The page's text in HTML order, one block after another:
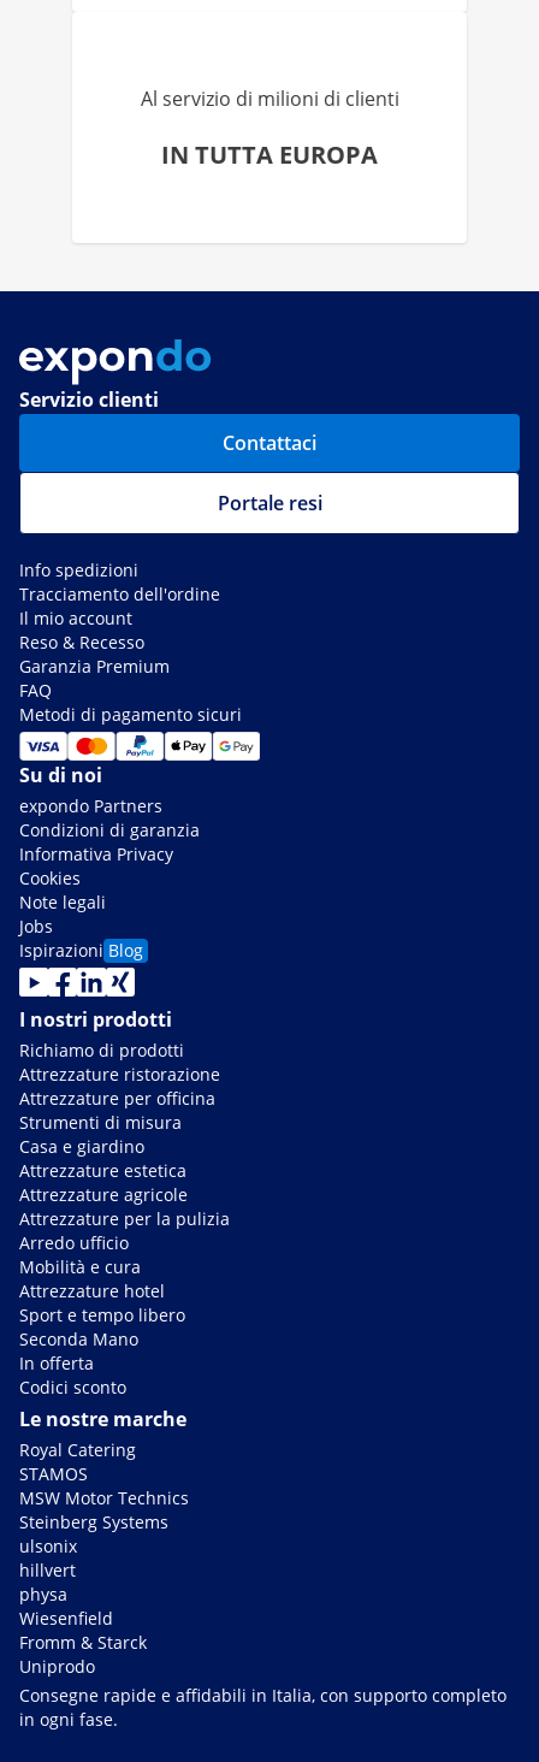
Al servizio di milioni di clienti
IN TUTTA EUROPA
Servizio clienti
Contattaci
Portale resi
Info spedizioni
Tracciamento dell'ordine
Il mio account
Reso & Recesso
Garanzia Premium
FAQ
Metodi di pagamento sicuri
Su di noi
expondo Partners
Condizioni di garanzia
Informativa Privacy
Cookies
Note legali
Jobs
Ispirazioni Blog
I nostri prodotti
Richiamo di prodotti
Attrezzature ristorazione
Attrezzature per officina
Strumenti di misura
Casa e giardino
Attrezzature estetica
Attrezzature agricole
Attrezzature per la pulizia
Arredo ufficio
Mobilità e cura
Attrezzature hotel
Sport e tempo libero
Seconda Mano
In offerta
Codici sconto
Le nostre marche
Royal Catering
STAMOS
MSW Motor Technics
Steinberg Systems
ulsonix
hillvert
physa
Wiesenfield
Fromm & Starck
Uniprodo
Consegne rapide e affidabili in Italia, con supporto completo
in ogni fase.